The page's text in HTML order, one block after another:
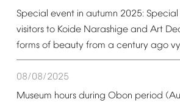
Special event in autumn 2025: Special
visitors to Koide Narashige and Art
forms of beauty from a century ago
08/08/2025
Museum hours during Obon period